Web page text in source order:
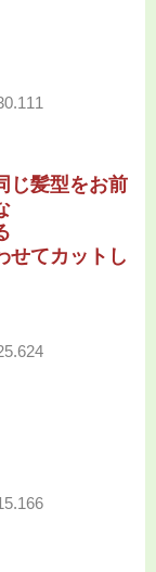
じ髪型をお前
せてカットし